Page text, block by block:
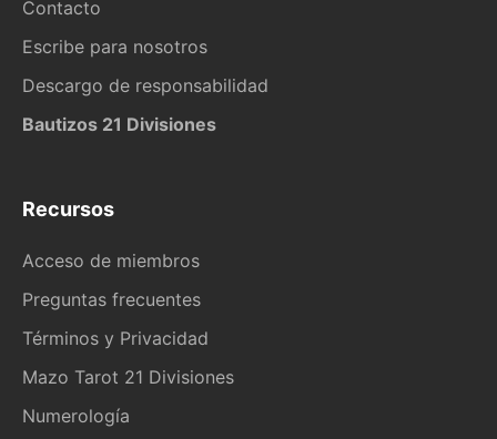
Contacto
Escribe para nosotros
Descargo de responsabilidad
Bautizos 21 Divisiones
Recursos
Acceso de miembros
Preguntas frecuentes
Términos y Privacidad
Mazo Tarot 21 Divisiones
Numerología